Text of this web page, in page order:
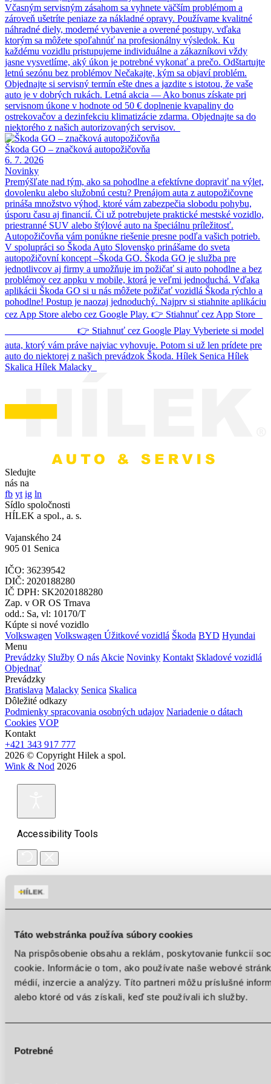
Táto webstránka používa súbory cookies
Na prispôsobenie obsahu a reklám, poskytovanie funkcií
cookie. Informácie o tom, ako používate naše webové
médií, inzercie a analýzy. Títo partneri môžu príslušné
alebo ktoré od vás získali, keď ste používali ich služby.
súhlasu
Potrebné
Včasným servisným zásahom sa vyhnete väčším problémom a
zároveň ušetríte peniaze za nákladné opravy. Používame kvalitné
náhradné diely, moderné vybavenie a overené postupy, vďaka
ktorým sa môžete spoľahnúť na profesionálny výsledok. Ku
každému vozidlu pristupujeme individuálne a zákazníkovi vždy
jasne vysvetlíme, aký úkon je potrebné vykonať a prečo. Odštartujte
letnú sezónu bez problémov Nečakajte, kým sa objaví problém.
Objednajte si servisný termín ešte dnes a jazdite s istotou, že vaše
auto je v dobrých rukách. Letná akcia — Ako bonus získate pri
servisnom úkone v hodnote od 50 € doplnenie kvapaliny do
ostrekovačov a dezinfekciu klimatizácie zdarma. Objednajte sa do
niektorého z našich autorizovaných servisov.
Škoda GO – značková autopožičovňa
6. 7. 2026
Novinky
Premýšľate nad tým, ako sa pohodlne a efektívne dopraviť na výlet,
dovolenku alebo služobnú cestu? Prenájom auta z autopožičovne
prináša množstvo výhod, ktoré vám zabezpečia slobodu pohybu,
úsporu času aj financií. Či už potrebujete praktické mestské vozidlo,
priestranné SUV alebo štýlové auto na špeciálnu príležitosť.
Autopožičovňa vám ponúkne riešenie presne podľa vašich potrieb.
V spolupráci so Škoda Auto Slovensko prinášame do sveta
autopožičovní koncept –Škoda GO. Škoda GO je služba pre
jednotlivcov aj firmy a umožňuje im požičať si auto pohodlne a bez
problémov cez appku v mobile, ktorá je veľmi jednoduchá. Vďaka
aplikácii Škoda GO si u nás môžete požičať vozidlá Škoda rýchlo a
pohodlne! Postup je naozaj jednoduchý. Najprv si stiahnite aplikáciu
cez App Store alebo cez Google Play. 👉 Stiahnuť cez App Store
👉 Stiahnuť cez Google Play Vyberiete si model
auta, ktorý vám práve najviac vyhovuje. Potom si už len prídete pre
auto do niektorej z našich prevádzok Škoda. Hílek Senica Hílek
Skalica Hílek Malacky
Sledujte
nás na
fb yt ig ln
Sídlo spoločnosti
HÍLEK a spol., a. s.
Vajanského 24
905 01 Senica
IČO: 36239542
DIČ: 2020188280
IČ DPH: SK2020188280
Zap. v OR OS Trnava
odd.: Sa, vl: 10170/T
Kúpte si nové vozidlo
Volkswagen Volkswagen Úžitkové vozidlá Škoda BYD Hyundai
Menu
Prevádzky Služby O nás Akcie Novinky Kontakt Skladové vozidlá
Objednať
Prevádzky
Bratislava Malacky Senica Skalica
Dôležité odkazy
Podmienky spracovania osobných udajov Nariadenie o dátach
Cookies VOP
Kontakt
+421 343 917 777
2026 © Copyright Hilek a spol.
Wink & Nod 2026
Accessibility Tools
Monochrome
Dark contrast
Light contrast
Low saturation
High saturation